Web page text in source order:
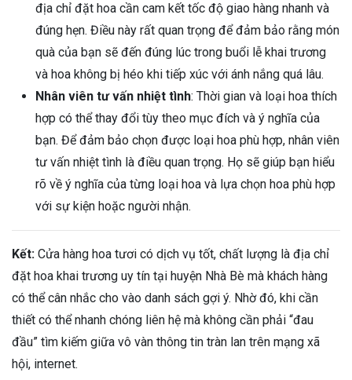
địa chỉ đặt hoa cần cam kết tốc độ giao hàng nhanh và
đúng hẹn. Điều này rất quan trọng để đảm bảo rằng món
quà của bạn sẽ đến đúng lúc trong buổi lễ khai trương
và hoa không bị héo khi tiếp xúc với ánh nắng quá lâu.
Nhân viên tư vấn nhiệt tình: Thời gian và loại hoa thích
hợp có thể thay đổi tùy theo mục đích và ý nghĩa của
bạn. Để đảm bảo chọn được loại hoa phù hợp, nhân viên
tư vấn nhiệt tình là điều quan trọng. Họ sẽ giúp bạn hiểu
rõ về ý nghĩa của từng loại hoa và lựa chọn hoa phù hợp
với sự kiện hoặc người nhận.
Kết: Cửa hàng hoa tươi có dịch vụ tốt, chất lượng là địa chỉ
đặt hoa khai trương uy tín tại huyện Nhà Bè mà khách hàng
có thể cân nhắc cho vào danh sách gợi ý. Nhờ đó, khi cần
thiết có thể nhanh chóng liên hệ mà không cần phải “đau
đầu” tìm kiếm giữa vô vàn thông tin tràn lan trên mạng xã
hội, internet.